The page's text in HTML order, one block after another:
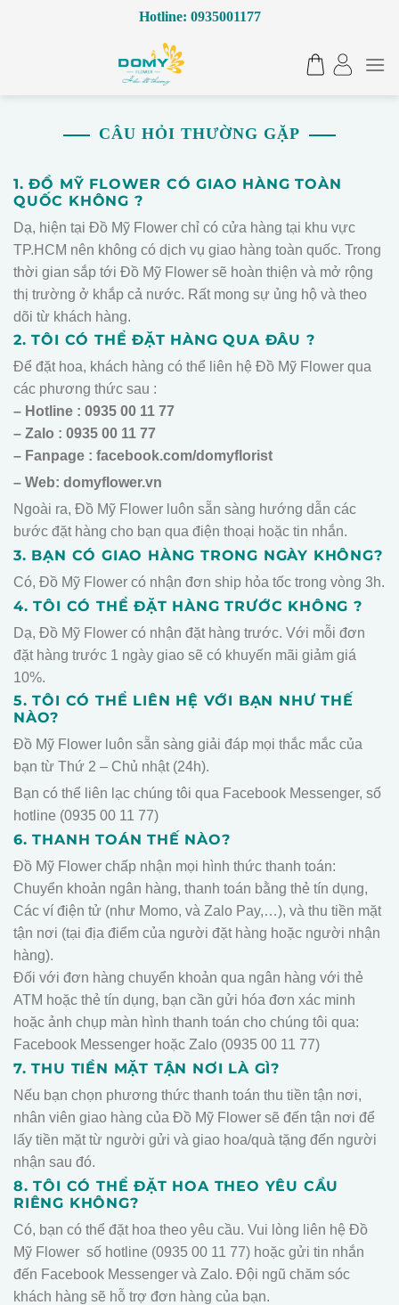
Hotline: 0935001177
CÂU HỎI THƯỜNG GẶP
1. ĐỒ MỸ FLOWER CÓ GIAO HÀNG TOÀN
QUỐC KHÔNG ?
Dạ, hiện tại Đồ Mỹ Flower chỉ có cửa hàng tại khu vực
TP.HCM nên không có dịch vụ giao hàng toàn quốc. Trong
thời gian sắp tới Đồ Mỹ Flower sẽ hoàn thiện và mở rộng
thị trường ở khắp cả nước. Rất mong sự ủng hộ và theo
dõi từ khách hàng.
2. TÔI CÓ THỂ ĐẶT HÀNG QUA ĐÂU ?
Để đặt hoa, khách hàng có thể liên hệ Đồ Mỹ Flower qua
các phương thức sau :
– Hotline : 0935 00 11 77
– Zalo : 0935 00 11 77
– Fanpage : facebook.com/domyflorist
– Web: domyflower.vn
Ngoài ra, Đồ Mỹ Flower luôn sẵn sàng hướng dẫn các
bước đặt hàng cho bạn qua điện thoại hoặc tin nhắn.
3. BẠN CÓ GIAO HÀNG TRONG NGÀY KHÔNG?
Có, Đồ Mỹ Flower có nhận đơn ship hỏa tốc trong vòng 3h.
4. TÔI CÓ THỂ ĐẶT HÀNG TRƯỚC KHÔNG ?
Dạ, Đồ Mỹ Flower có nhận đặt hàng trước. Với mỗi đơn
đặt hàng trước 1 ngày giao sẽ có khuyến mãi giảm giá
10%.
5. TÔI CÓ THỂ LIÊN HỆ VỚI BẠN NHƯ THẾ
NÀO?
Đồ Mỹ Flower luôn sẵn sàng giải đáp mọi thắc mắc của
bạn từ Thứ 2 – Chủ nhật (24h).
Bạn có thể liên lạc chúng tôi qua Facebook Messenger, số
hotline (0935 00 11 77)
6. THANH TOÁN THẾ NÀO?
Đồ Mỹ Flower chấp nhận mọi hình thức thanh toán:
Chuyển khoản ngân hàng, thanh toán bằng thẻ tín dụng,
Các ví điện tử (như Momo, và Zalo Pay,…), và thu tiền mặt
tận nơi (tại địa điểm của người đặt hàng hoặc người nhận
hàng).
Đối với đơn hàng chuyển khoản qua ngân hàng với thẻ
ATM hoặc thẻ tín dụng, bạn cần gửi hóa đơn xác minh
hoặc ảnh chụp màn hình thanh toán cho chúng tôi qua:
Facebook Messenger hoặc Zalo (0935 00 11 77)
7. THU TIỀN MẶT TẬN NƠI LÀ GÌ?
Nếu bạn chọn phương thức thanh toán thu tiền tận nơi,
nhân viên giao hàng của Đồ Mỹ Flower sẽ đến tận nơi để
lấy tiền mặt từ người gửi và giao hoa/quà tặng đến người
nhận sau đó.
8. TÔI CÓ THỂ ĐẶT HOA THEO YÊU CẦU
RIÊNG KHÔNG?
Có, bạn có thể đặt hoa theo yêu cầu. Vui lòng liên hệ Đồ
Mỹ Flower số hotline (0935 00 11 77) hoặc gửi tin nhắn
đến Facebook Messenger và Zalo. Đội ngũ chăm sóc
khách hàng sẽ hỗ trợ đơn hàng của bạn.